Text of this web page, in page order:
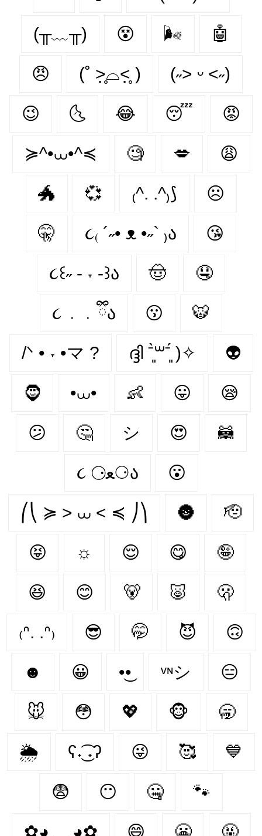
(╥﹏╥) 😵‍ 🌬 🤖
😠 (˚ ˃̣̣̥⌓˂̣̣̥ ) (˶˃ ᵕ ˂˶)
😉 🌜 😂 😴 😡
≽^•⩊•^≼ 🧐 💋 😩
🐲 💞 ₍^. .^₎⟆ ☹
🤫 ૮₍ ´˶• ᴥ •˶` ₎ა 😘
૮꒰˶ - ˕ -꒱ა 🤠 🤤
૮ ․ ․ ྀིა 😗 🐯
/ᐠ • ˕ •マ ? ദ്ദി ˉ͈̀꒳ˉ͈́ )✧ 👽
🧔 •⩊• 👶 😛 😪
😕 🤔 シ 😍 🦝
૮ ⚆ﻌ⚆ა 😮
⎛⎝ ≽ > ⩊ < ≼ ⎠⎞ 🌚 🫡
😝 ☼ 😌 😋 🤪
😆 😊 🐻‍ 🐷 🫢
₍ᐢ. .ᐢ₎ 😎 🤭 😈 🙃
☻ 😀 •͜• ᵛᶰシ 😑
🐭 😳 💖 🐵 🥱
🌦 ʕ˖͜͡ ˖ʔ 😜 🥰 💙
😨 😶‍ 🤐 🐾
✿◕ ‿ ◕✿ 😄 😬 🤬